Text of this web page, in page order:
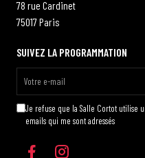
78 rue Cardinet
75017 Paris
SUIVEZ LA PROGRAMMATION
Je refuse que la Salle Cortot utilise
emails qui me sont adressés